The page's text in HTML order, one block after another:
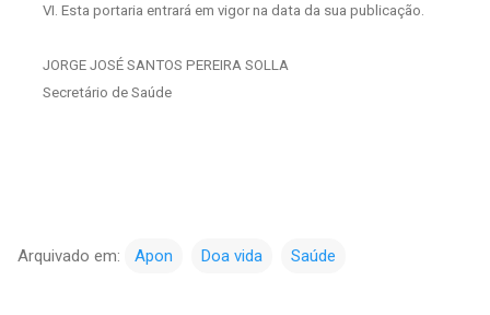
VI. Esta portaria entrará em vigor na data da sua publicação.
JORGE JOSÉ SANTOS PEREIRA SOLLA
Secretário de Saúde
Arquivado em: Apon Doa vida Saúde